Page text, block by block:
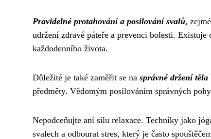
Pravidelné protahování a posilování svalů,
udržení zdravé páteře a prevenci bolesti.
každodenního života.
Důležité je také zaměřit se na správné držení těla
předměty. Vědomým posilováním správných
Nepodceňujte ani sílu relaxace. Techniky jako
svalech a odbourat stres, který je často